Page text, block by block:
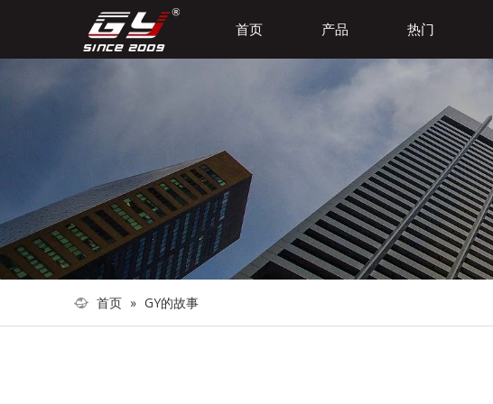
首页 产品 热门
首页 » GY的故事